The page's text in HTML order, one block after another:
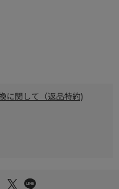
に関して（返品特約)